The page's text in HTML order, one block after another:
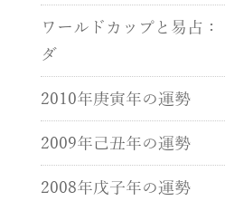
ワールドカップと易占
ダ
2010年庚寅年の運勢
2009年己丑年の運勢
2008年戊子年の運勢